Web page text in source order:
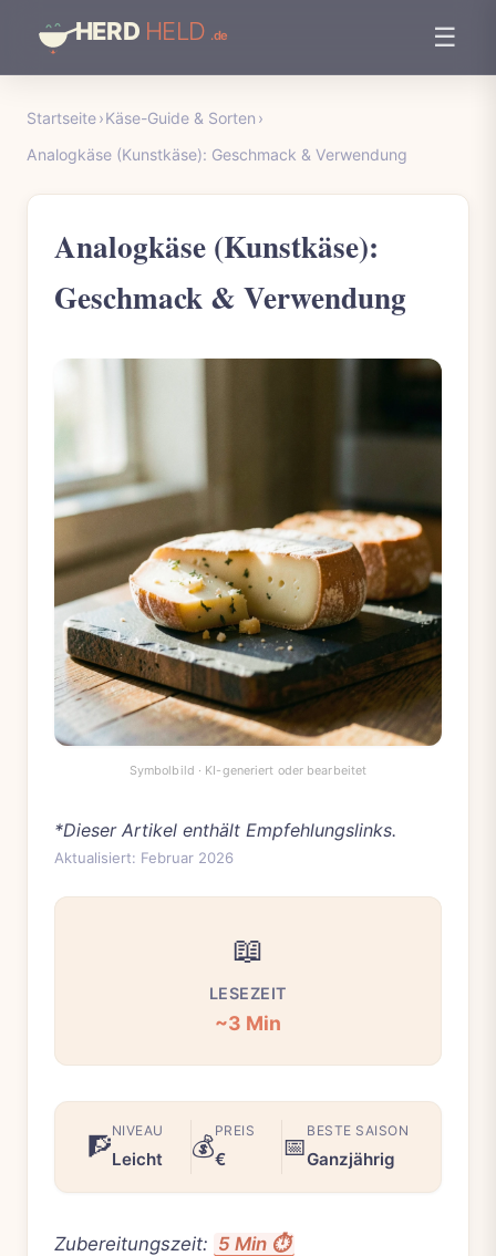
☰
Startseite›Käse-Guide & Sorten ›
Analogkäse (Kunstkäse): Geschmack & Verwendung
Analogkäse (Kunstkäse):
Geschmack & Verwendung
*Dieser Artikel enthält Empfehlungslinks.
Aktualisiert: Februar 2026
📖
LESEZEIT
~3 Min
🧗
NIVEAU
Leicht 💰
PREIS
€ 📅
BESTE SAISON
Ganzjährig
Zubereitungszeit: 5 Min ⏱️